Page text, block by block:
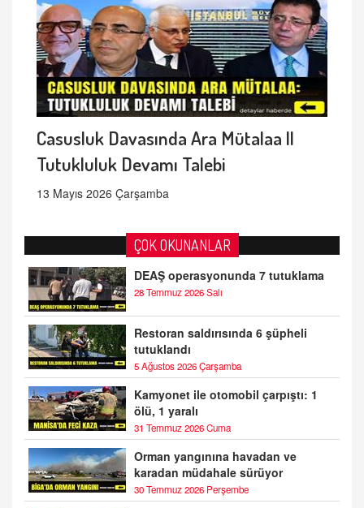
Casusluk Davasında Ara Mütalaa ||
Tutukluluk Devamı Talebi
13 Mayıs 2026 Çarşamba
ÇOK OKUNANLAR
DEAŞ operasyonunda 7 tutuklama
28 Temmuz 2026 Salı
Restoran saldırısında 6 şüpheli
tutuklandı
5 Ağustos 2026 Çarşamba
Kamyonet ile otomobil çarpıştı: 1
ölü, 1 yaralı
31 Temmuz 2026 Cuma
Orman yangınına havadan ve
karadan müdahale sürüyor
30 Temmuz 2026 Perşembe